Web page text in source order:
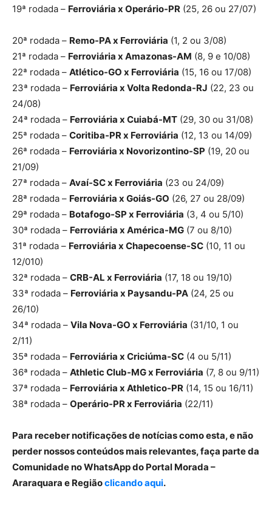
19ª rodada – Ferroviária x Operário-PR (25, 26 ou 27/07)
20ª rodada – Remo-PA x Ferroviária (1, 2 ou 3/08)
21ª rodada – Ferroviária x Amazonas-AM (8, 9 e 10/08)
22ª rodada – Atlético-GO x Ferroviária (15, 16 ou 17/08)
23ª rodada – Ferroviária x Volta Redonda-RJ (22, 23 ou
24/08)
24ª rodada – Ferroviária x Cuiabá-MT (29, 30 ou 31/08)
25ª rodada – Coritiba-PR x Ferroviária (12, 13 ou 14/09)
26ª rodada – Ferroviária x Novorizontino-SP (19, 20 ou
21/09)
27ª rodada – Avaí-SC x Ferroviária (23 ou 24/09)
28ª rodada – Ferroviária x Goiás-GO (26, 27 ou 28/09)
29ª rodada – Botafogo-SP x Ferroviária (3, 4 ou 5/10)
30ª rodada – Ferroviária x América-MG (7 ou 8/10)
31ª rodada – Ferroviária x Chapecoense-SC (10, 11 ou
12/010)
32ª rodada – CRB-AL x Ferroviária (17, 18 ou 19/10)
33ª rodada – Ferroviária x Paysandu-PA (24, 25 ou
26/10)
34ª rodada – Vila Nova-GO x Ferroviária (31/10, 1 ou
2/11)
35ª rodada – Ferroviária x Criciúma-SC (4 ou 5/11)
36ª rodada – Athletic Club-MG x Ferroviária (7, 8 ou 9/11)
37ª rodada – Ferroviária x Athletico-PR (14, 15 ou 16/11)
38ª rodada – Operário-PR x Ferroviária (22/11)
Para receber notificações de notícias como esta, e não
perder nossos conteúdos mais relevantes, faça parte da
Comunidade no WhatsApp do Portal Morada –
Araraquara e Regiãoclicando aqui.